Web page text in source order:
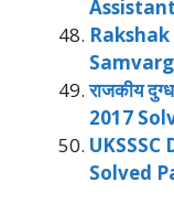
राजकीय
2017
Solved